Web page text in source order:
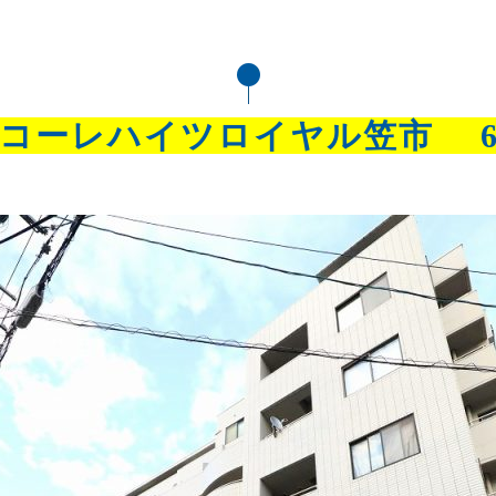
ーレハイツロイヤル笠市